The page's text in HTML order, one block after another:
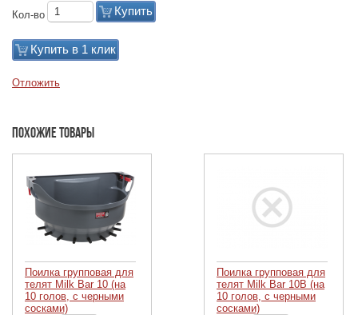
Кол-во Купить
Купить в 1 клик
Отложить
Похожие товары
Поилка групповая для
телят Milk Bar 10 (на
10 голов, с черными
сосками)
Поилка групповая для
телят Milk Bar 10В (на
10 голов, с черными
сосками)